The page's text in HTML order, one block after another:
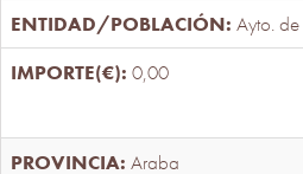
Ayto.
0,00
Araba